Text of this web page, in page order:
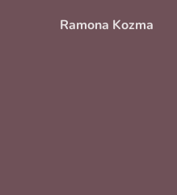
Ramona Kozma